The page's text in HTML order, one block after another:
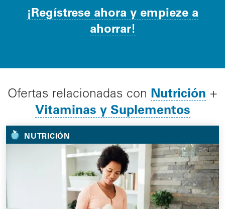
¡Regístrese ahora y empieze a
ahorrar!
Ofertas relacionadas con Nutrición +
Vitaminas y Suplementos
NUTRICIÓN